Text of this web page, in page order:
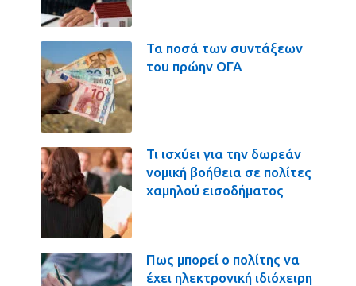
Τα ποσά των συντάξεων
του πρώην ΟΓΑ
Τι ισχύει για την δωρεάν
νομική βοήθεια σε πολίτες
χαμηλού εισοδήματος
Πως μπορεί ο πολίτης να
έχει ηλεκτρονική ιδιόχειρη